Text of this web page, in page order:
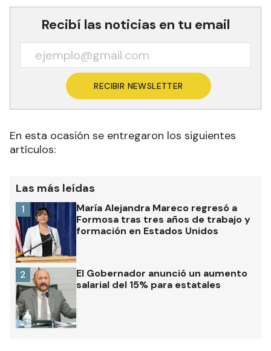
Recibí las noticias en tu email
RECIBIR NEWSLETTER
En esta ocasión se entregaron los siguientes
artículos:
Las más leídas
María Alejandra Mareco regresó a
Formosa tras tres años de trabajo y
formación en Estados Unidos
1
El Gobernador anunció un aumento
salarial del 15% para estatales
2